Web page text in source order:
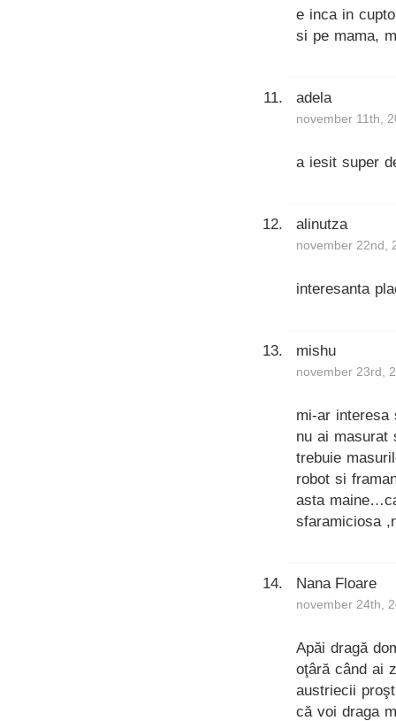
e inca in
si pe mama,
adela
november 11th,
a iesit super
alinutza
november 22nd,
interesanta
mishu
november 23rd,
mi-ar
nu ai masurat
trebuie
robot si
asta
sfaramiciosa
Nana Floare
november 24th,
Apăi dragă
oţâră când ai
austriecii
că voi draga